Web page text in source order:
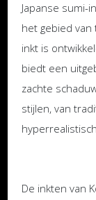
Japanse sumi-
het gebied van
inkt is
biedt een
zachte
stijlen, van
De inkten van